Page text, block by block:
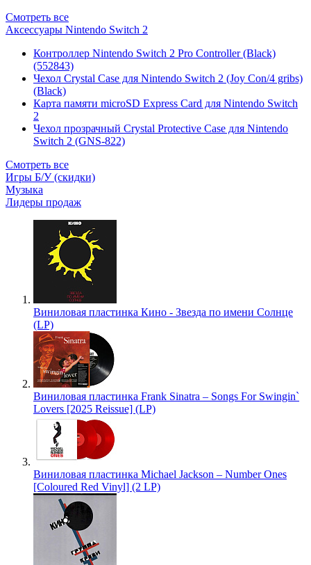
Смотреть все
Аксессуары Nintendo Switch 2
Контроллер Nintendo Switch 2 Pro Controller (Black)
(552843)
Чехол Сrystal Сase для Nintendo Switch 2 (Joy Con/4 gribs)
(Black)
Карта памяти microSD Express Card для Nintendo Switch
2
Чехол прозрачный Crystal Protective Case для Nintendo
Switch 2 (GNS-822)
Смотреть все
Игры Б/У (скидки)
Музыка
Лидеры продаж
Виниловая пластинка Кино - Звезда по имени Солнце
(LP)
Виниловая пластинка Frank Sinatra – Songs For Swingin`
Lovers [2025 Reissue] (LP)
Виниловая пластинка Michael Jackson – Number Ones
[Coloured Red Vinyl] (2 LP)